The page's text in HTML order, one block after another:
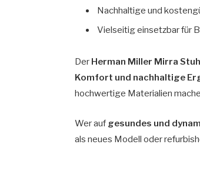
Nachhaltige und
Vielseitig einsetzbar für
Der Herman Miller Mirra Stuhl
Komfort und nachhaltige
hochwertige Materialien
Wer auf gesundes und
als neues Modell oder